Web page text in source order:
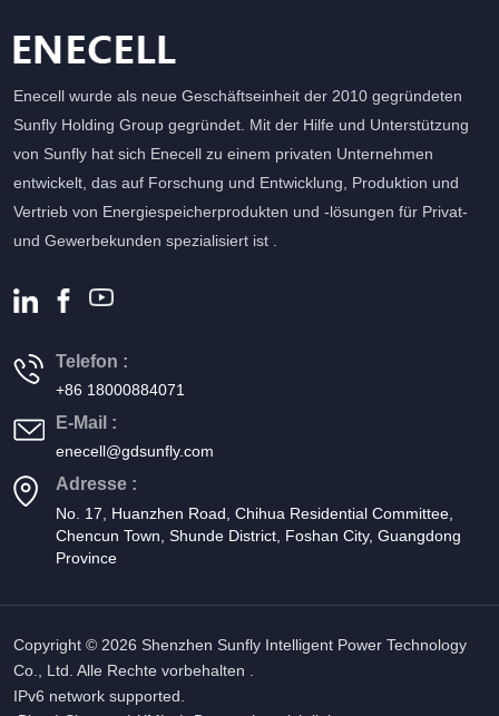
Enecell wurde als neue Geschäftseinheit der 2010 gegründeten
Sunfly Holding Group gegründet. Mit der Hilfe und Unterstützung
von Sunfly hat sich Enecell zu einem privaten Unternehmen
entwickelt, das auf Forschung und Entwicklung, Produktion und
Vertrieb von Energiespeicherprodukten und -lösungen für Privat-
und Gewerbekunden spezialisiert ist .
Telefon :
+86 18000884071
E-Mail :
enecell@gdsunfly.com
Adresse :
No. 17, Huanzhen Road, Chihua Residential Committee,
Chencun Town, Shunde District, Foshan City, Guangdong
Province
Copyright © 2026 Shenzhen Sunfly Intelligent Power Technology
Co., Ltd. Alle Rechte vorbehalten .
IPv6 network supported.